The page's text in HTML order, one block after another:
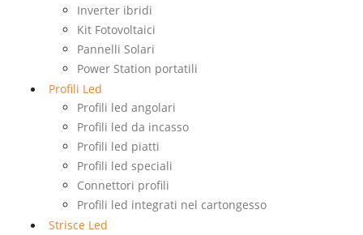
Inverter ibridi
Kit Fotovoltaici
Pannelli Solari
Power Station portatili
Profili Led
Profili led angolari
Profili led da incasso
Profili led piatti
Profili led speciali
Connettori profili
Profili led integrati nel cartongesso
Strisce Led